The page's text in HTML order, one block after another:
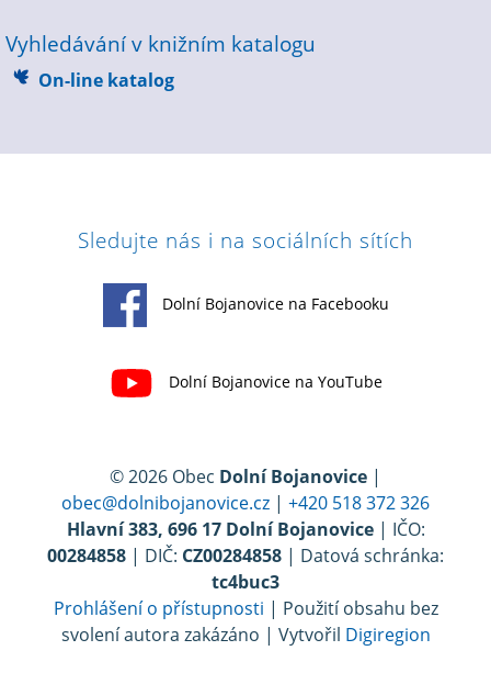
Vyhledávání v knižním katalogu
On-line katalog
Sledujte nás i na sociálních sítích
Dolní Bojanovice na Facebooku
Dolní Bojanovice na YouTube
© 2026 Obec Dolní Bojanovice |
obec@dolnibojanovice.cz | +420 518 372 326
Hlavní 383, 696 17 Dolní Bojanovice| IČO:
00284858 | DIČ: CZ00284858 | Datová schránka:
tc4buc3
Prohlášení o přístupnosti | Použití obsahu bez
svolení autora zakázáno | Vytvořil Digiregion